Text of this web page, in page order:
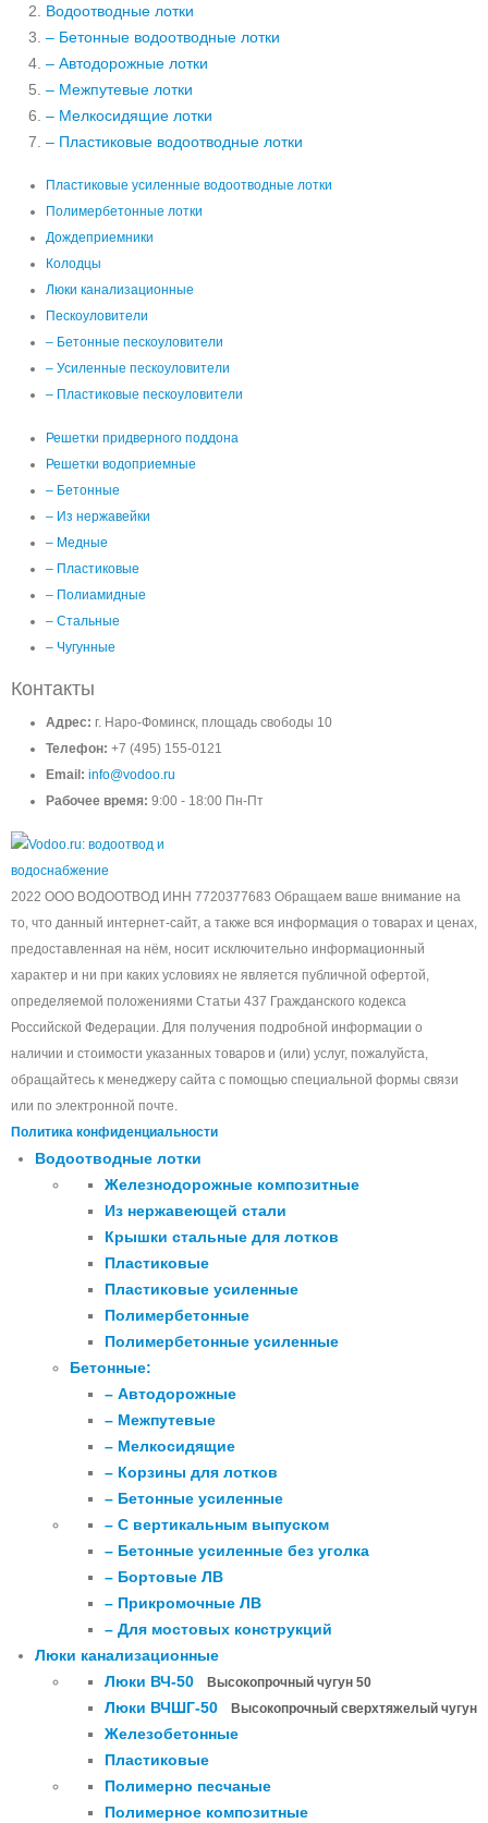
Водоотводные лотки
– Бетонные водоотводные лотки
– Автодорожные лотки
– Межпутевые лотки
– Мелкосидящие лотки
– Пластиковые водоотводные лотки
Пластиковые усиленные водоотводные лотки
Полимербетонные лотки
Дождеприемники
Колодцы
Люки канализационные
Пескоуловители
– Бетонные пескоуловители
– Усиленные пескоуловители
– Пластиковые пескоуловители
Решетки придверного поддона
Решетки водоприемные
– Бетонные
– Из нержавейки
– Медные
– Пластиковые
– Полиамидные
– Стальные
– Чугунные
Контакты
Адрес: г. Наро-Фоминск, площадь свободы 10
Телефон: +7 (495) 155-0121
Email: info@vodoo.ru
Рабочее время: 9:00 - 18:00 Пн-Пт
2022 ООО ВОДООТВОД ИНН 7720377683 Обращаем ваше внимание на
то, что данный интернет-сайт, а также вся информация о товарах и ценах,
предоставленная на нём, носит исключительно информационный
характер и ни при каких условиях не является публичной офертой,
определяемой положениями Статьи 437 Гражданского кодекса
Российской Федерации. Для получения подробной информации о
наличии и стоимости указанных товаров и (или) услуг, пожалуйста,
обращайтесь к менеджеру сайта с помощью специальной формы связи
или по электронной почте.
Политика конфиденциальности
Водоотводные лотки
Железнодорожные композитные
Из нержавеющей стали
Крышки стальные для лотков
Пластиковые
Пластиковые усиленные
Полимербетонные
Полимербетонные усиленные
Бетонные:
– Автодорожные
– Межпутевые
– Мелкосидящие
– Корзины для лотков
– Бетонные усиленные
– С вертикальным выпуском
– Бетонные усиленные без уголка
– Бортовые ЛВ
– Прикромочные ЛВ
– Для мостовых конструкций
Люки канализационные
Люки ВЧ-50
Высокопрочный чугун 50
Люки ВЧШГ-50 Высокопрочный сверхтяжелый чугун
Железобетонные
Пластиковые
Полимерно песчаные
Полимерное композитные